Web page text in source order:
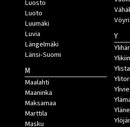
Luosto
Luoto
Luumäki
Luvia
Längelmäki
Länsi-Suomi
M
Maalahti
Maaninka
Maksamaa
Marttila
Masku
Vöyri
Y
Yläne